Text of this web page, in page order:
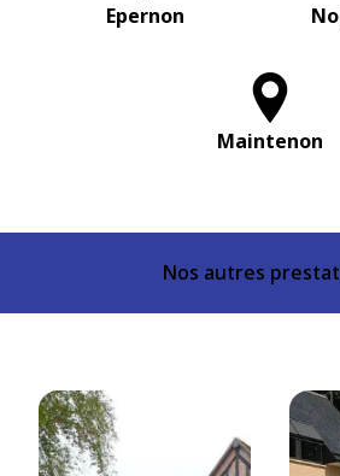
Epernon
Maintenon
Nos autres